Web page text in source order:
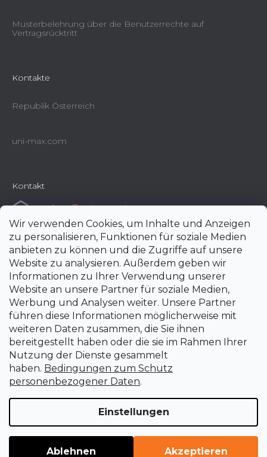
Wir verwenden Cookies, um Inhalte und Anzeigen
zu personalisieren, Funktionen für soziale Medien
anbieten zu können und die Zugriffe auf unsere
Website zu analysieren. Außerdem geben wir
Informationen zu Ihrer Verwendung unserer
Website an unsere Partner für soziale Medien,
Werbung und Analysen weiter. Unsere Partner
führen diese Informationen möglicherweise mit
weiteren Daten zusammen, die Sie ihnen
bereitgestellt haben oder die sie im Rahmen Ihrer
Nutzung der Dienste gesammelt
haben. Bedingungen zum Schutz
personenbezogener Daten.
Einstellungen
Ablehnen Akzeptieren
Musterbelehrung über die Benutzerrechte auf
Vertragsrücktritt
Kontakte
Republik Österreich
uni-max.com
Kontakt
e-shop@uni-max.at
+420 266 190 190
Erstellt von Shoptet Premium
Einstellungen ändern